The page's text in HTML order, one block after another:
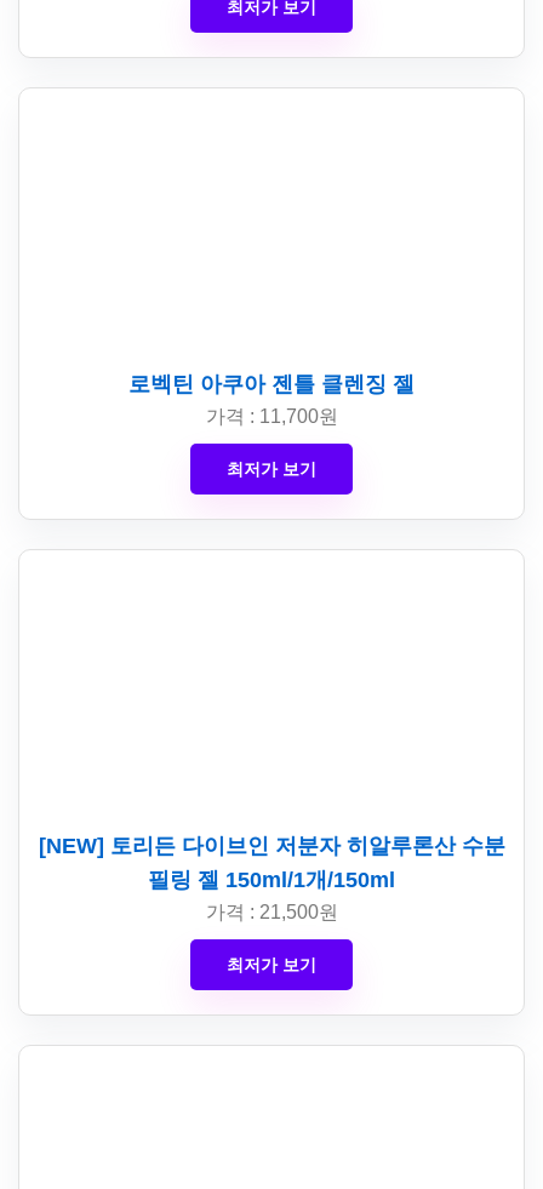
최저가 보기
로벡틴 아쿠아 젠틀 클렌징 젤
가격 : 11,700원
최저가 보기
[NEW] 토리든 다이브인 저분자 히알루론산 수분
필링 젤 150ml/1개/150ml
가격 : 21,500원
최저가 보기